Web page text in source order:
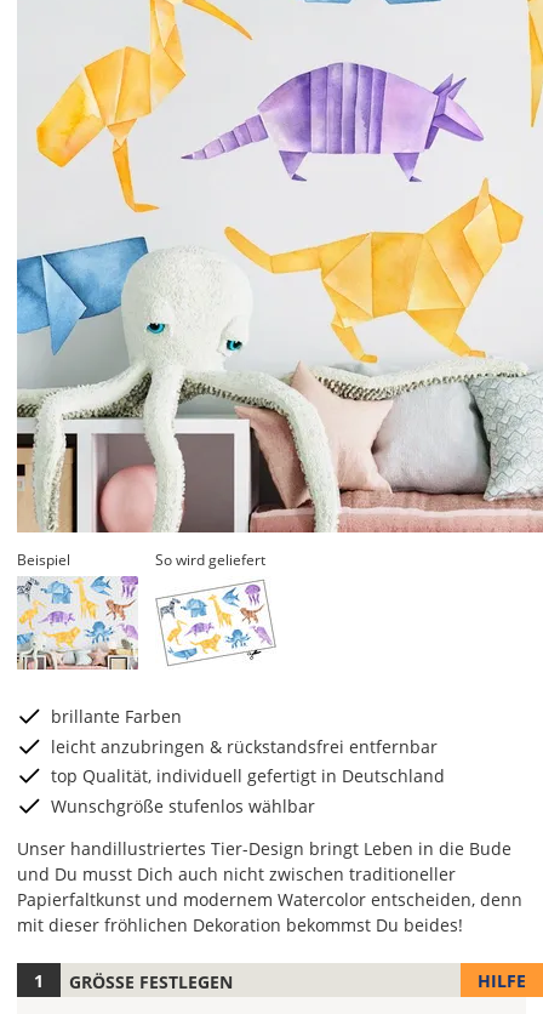
Beispiel So wird geliefert
brillante Farben
leicht anzubringen & rückstandsfrei entfernbar
top Qualität, individuell gefertigt in Deutschland
Wunschgröße stufenlos wählbar
Unser handillustriertes Tier-Design bringt Leben in die Bude
und Du musst Dich auch nicht zwischen traditioneller
Papierfaltkunst und modernem Watercolor entscheiden, denn
mit dieser fröhlichen Dekoration bekommst Du beides!
Hier
GRÖSSE FESTLEGEN HILFE